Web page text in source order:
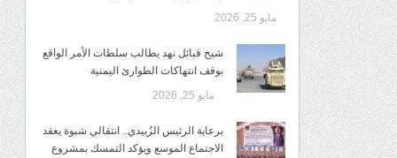
مايو 25, 2026
شيخ قبائل نهد يطالب سلطات الأمر الواقع
بوقف انتهاكات الطوارئ اليمنية
مايو 25, 2026
برعاية الرئيس الزُبيدي.. انتقالي شبوة يعقد
الاجتماع الموسع ويؤكد التمسك بمشروع